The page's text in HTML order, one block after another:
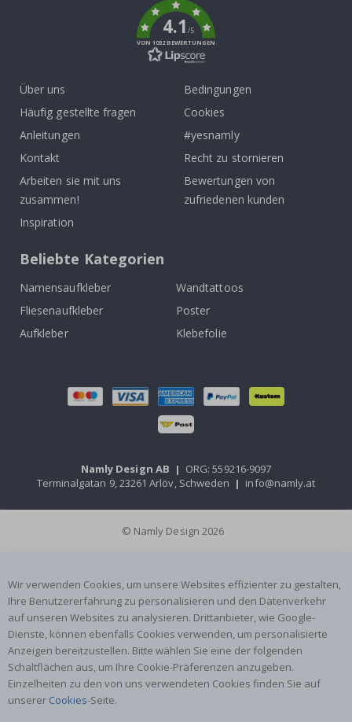
4.1/5
VON 1032 BEWERTUNGEN
Über uns
Häufig gestellte fragen
Anleitungen
Kontakt
Arbeiten sie mit uns
zusammen!
Inspiration
Bedingungen
Cookies
#yesnamly
Recht zu stornieren
Bewertungen von
zufriedenen kunden
Beliebte Kategorien
Namensaufkleber
Wandtattoos
Fliesenaufkleber
Poster
Aufkleber
Klebefolie
Namly Design AB | ORG: 559216-9097
Terminalgatan 9, 23261 Arlöv, Schweden | info@namly.at
© Namly Design 2026
Wir verwenden Cookies, um unsere Websites effizienter zu gestalten,
Ihre Benutzererfahrung zu personalisieren und den Datenverkehr
auf unseren Websites zu analysieren. Drittanbieter, wie Google-
Dienste, können ebenfalls Cookies verwenden, um personalisierte
Anzeigen bereitzustellen. Bitte wählen Sie eine der folgenden
Schaltflächen aus, um Ihre Cookie-Präferenzen anzugeben.
Einzelheiten zu den von uns verwendeten Cookies finden Sie auf
unserer Cookies-Seite.